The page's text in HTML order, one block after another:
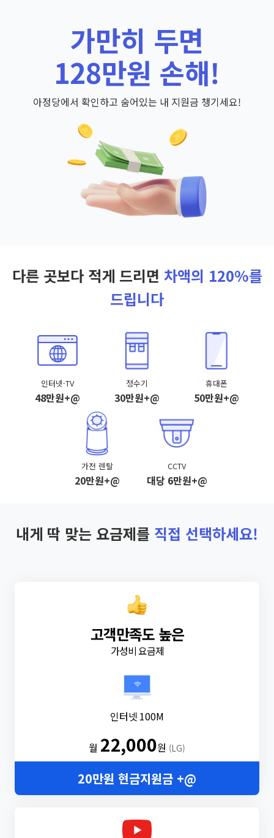
가만히 두면
128만원 손해!
아정당에서 확인하고 숨어있는 내 지원금 챙기세요!
다른 곳보다 적게 드리면 차액의 120%를
드립니다
인터넷·TV
48만원+@
정수기
30만원+@
휴대폰
50만원+@
가전 렌탈
20만원+@
CCTV
대당 6만원+@
내게 딱 맞는 요금제를 직접 선택하세요!
고객만족도 높은
가성비 요금제
인터넷 100M
월 22,000원 (LG)
20만원 현금지원금 +@